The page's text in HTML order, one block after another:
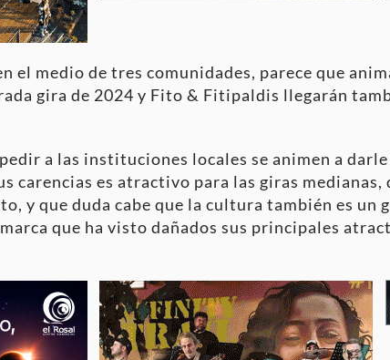
el medio de tres comunidades, parece que
gira de 2024 y Fito & Fitipaldis llegarán
a las instituciones locales se animen a
carencias es atractivo para las giras
y que duda cabe que la cultura también es un
que ha visto dañados sus principales